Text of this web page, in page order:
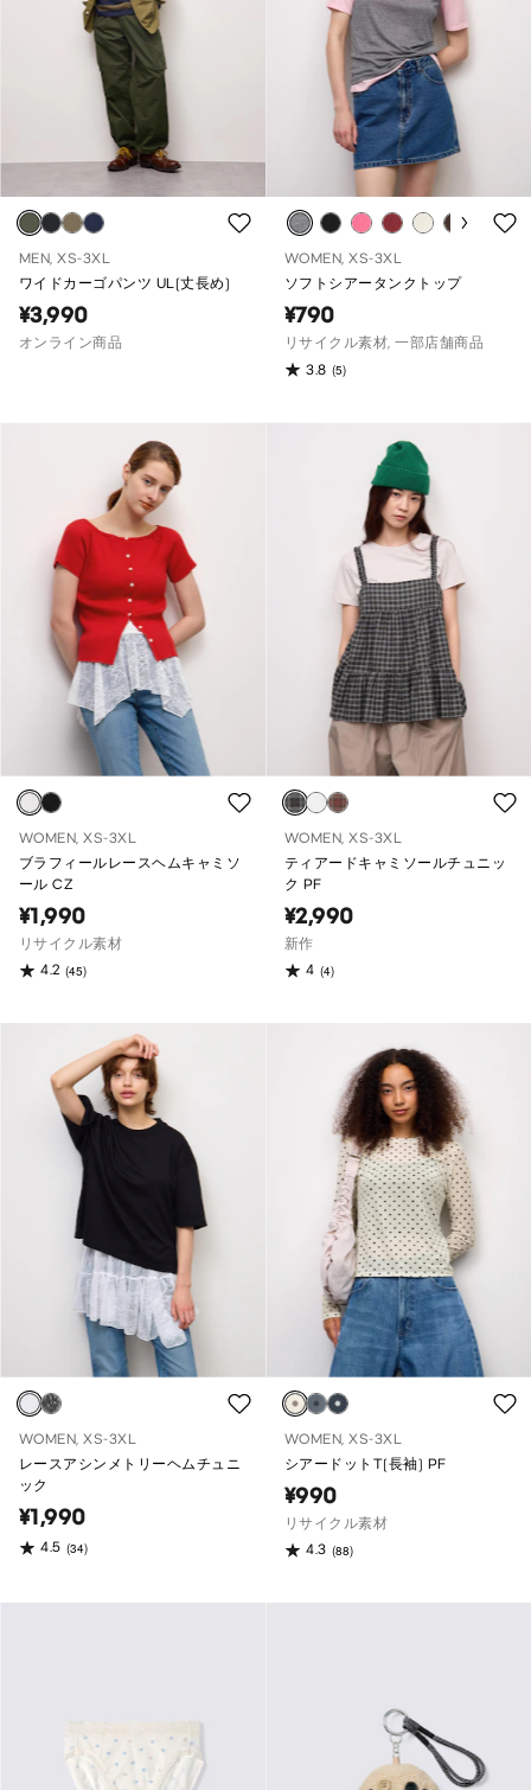
MEN, XS-3XL
ワイドカーゴパンツ UL(丈長め)
¥3,990
オンライン商品
WOMEN, XS-3XL
ソフトシアータンクトップ
¥790
リサイクル素材, 一部店舗商品
3.8 (5)
WOMEN, XS-3XL
ブラフィールレースヘムキャミソ
ール CZ
¥1,990
リサイクル素材
4.2 (45)
WOMEN, XS-3XL
ティアードキャミソールチュニッ
ク PF
¥2,990
新作
4 (4)
WOMEN, XS-3XL
レースアシンメトリーヘムチュニ
ック
¥1,990
4.5 (34)
WOMEN, XS-3XL
シアードットT(長袖) PF
¥990
リサイクル素材
4.3 (88)